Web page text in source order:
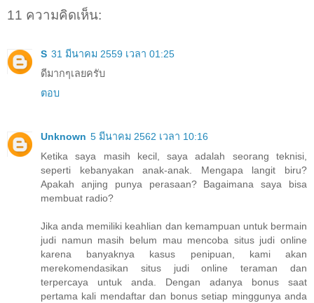
11 ความคิดเห็น:
S 31 มีนาคม 2559 เวลา 01:25
ดีมากๆเลยครับ
ตอบ
Unknown 5 มีนาคม 2562 เวลา 10:16
Ketika saya masih kecil, saya adalah seorang teknisi,
seperti kebanyakan anak-anak. Mengapa langit biru?
Apakah anjing punya perasaan? Bagaimana saya bisa
membuat radio?
Jika anda memiliki keahlian dan kemampuan untuk bermain
judi namun masih belum mau mencoba situs judi online
karena banyaknya kasus penipuan, kami akan
merekomendasikan situs judi online teraman dan
terpercaya untuk anda. Dengan adanya bonus saat
pertama kali mendaftar dan bonus setiap minggunya anda